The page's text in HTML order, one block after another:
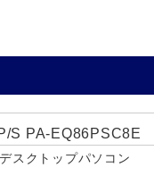
S PA-EQ86PSC8E
デスクトップパソコン